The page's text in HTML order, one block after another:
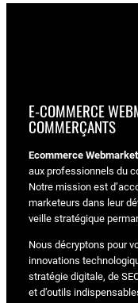
E-COMMERCE
COMMERÇANTS
Ecommerce
aux professionnels du
Notre mission est
marketeurs dans leur
veille stratégique
Nous décryptons pour
innovations
stratégie digitale, de
et d’outils